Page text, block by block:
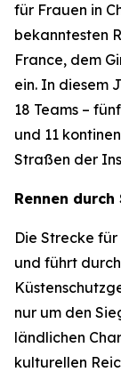
für Frauen in
bekanntesten
France, dem
ein. In diesem
18 Teams –
und 11
Straßen der
Rennen
Die Strecke
und führt
nur um den
ländlichen
kulturellen